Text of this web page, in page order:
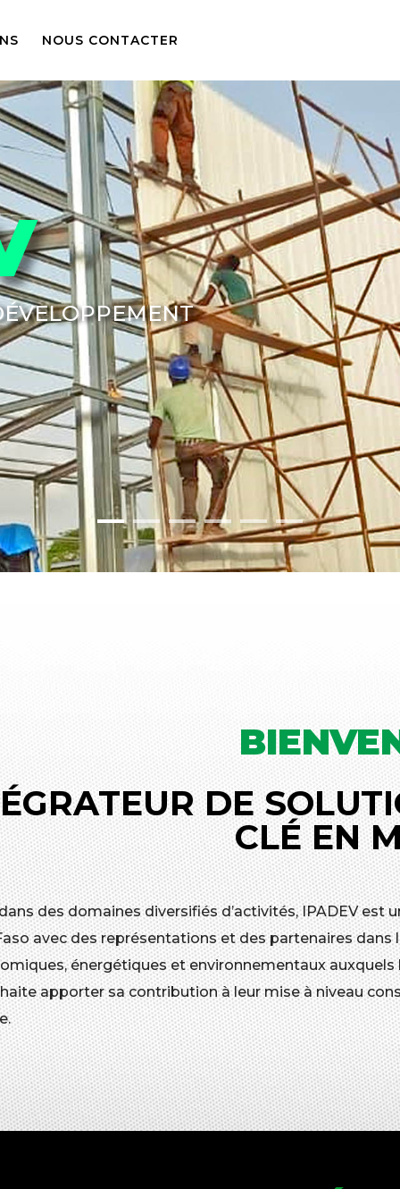
NOUS CONTACTER
DE
CLÉ EN
des domaines diversifiés d’activités, IPADEV
avec des représentations et des partenaires
énergétiques et environnementaux
apporter sa contribution à leur mise à niveau